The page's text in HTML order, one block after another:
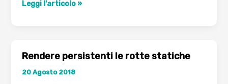
Port
Leggi l'articolo »
Rendere persistenti le rotte statiche
20 Agosto 2018